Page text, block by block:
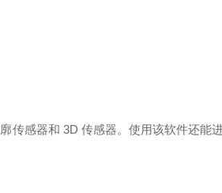
传感器和 3D 传感器。使用该软件还能